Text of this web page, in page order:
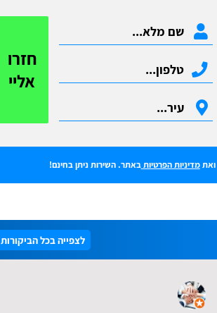
חזרו
אליי
ואתמדיניות הפרטיות באתר. השירות ניתן בחינם!
לצפייה בכל הביקורות